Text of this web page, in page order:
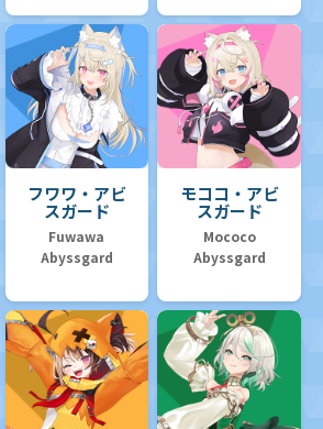
フワワ・アビ
スガード
Fuwawa
Abyssgard
モココ・アビ
スガード
Mococo
Abyssgard